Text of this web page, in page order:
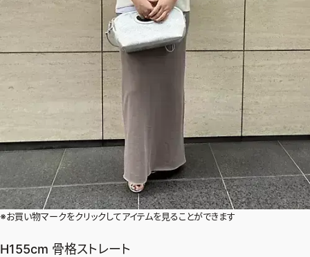
※お買い物マークをクリックしてアイテムを見ることができます
H155cm 骨格ストレート